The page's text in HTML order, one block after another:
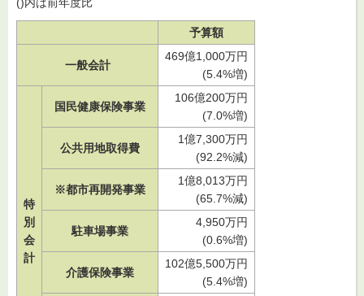
予算額
一般会計
469億1,000万円
(5.4%増)
特
別
会
計
国民健康保険事業
106億200万円
(7.0%増)
公共用地取得費
1億7,300万円
(92.2%減)
※都市再開発事業
1億8,013万円
(65.7%減)
駐車場事業
4,950万円
(0.6%増)
介護保険事業
102億5,500万円
(5.4%増)